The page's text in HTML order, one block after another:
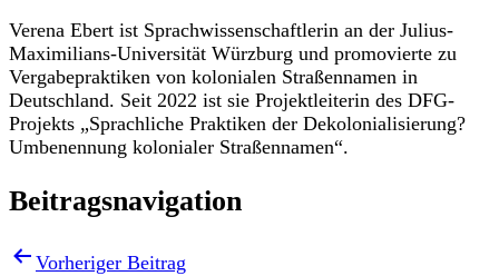
Verena Ebert ist Sprachwissenschaftlerin an der Julius-
Maximilians-Universität Würzburg und promovierte zu
Vergabepraktiken von kolonialen Straßennamen in
Deutschland. Seit 2022 ist sie Projektleiterin des DFG-
Projekts „Sprachliche Praktiken der Dekolonialisierung?
Umbenennung kolonialer Straßennamen“.
Beitragsnavigation
Vorheriger Beitrag